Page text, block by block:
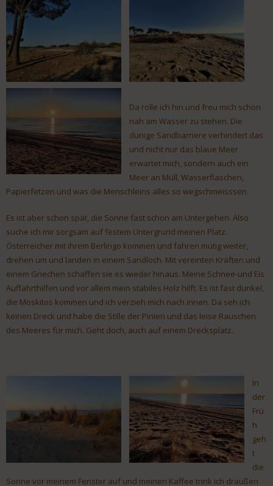
Da rolle ich hin und freu mich schon
nah am Wasser zu stehen. Die
dünige Sandbarriere verhindert das
und nicht nur das blaue Meer
erwartet mich, sondern auch ein
Meer an Müll, Wasserflaschen,
Papierfetzen und was die Menschleins alles so wegschmeisssen.
Es ist aber schon spät, die Sonne fast schon am Untergehen. Also
suche ich mir sorgsam auf festem Untergrund meinen Platz.
Österreicher mit ihrem Berlingo kommen und fahren mutig weiter,
drehen um und landen in einem Sandloch. Mit vereinten Kräften und
einem Griechen schaffen sie es wieder hinaus. Meine Schnee-und Eis
Auffahrthilfen und vor allem mein stabiles Holz hilft. Es ist fast dunkel,
die Moskitos kommen und ich verzieh mich nach innen. Da seh ich
keinen Dreck und habe die Stille der Pinien und das leise Rauschen
des Meeres für mich. Geht doch, auch auf einem Drecksplatz.
In
der
Frü
h
geh
t
die
Sonne vor meinem Fenster auf und meinen Kaffee trink ich draußen